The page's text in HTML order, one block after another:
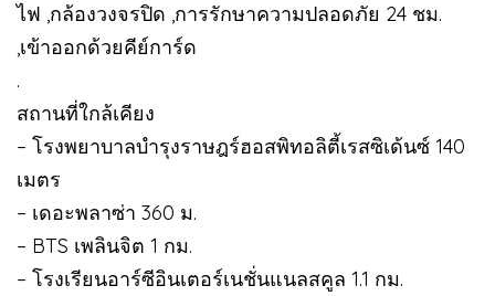
ไฟ ,กล้องวงจรปิด ,การรักษาความปลอดภัย 24 ชม.
,เข้าออกด้วยคีย์การ์ด
.
สถานที่ใกล้เคียง
– โรงพยาบาลบำรุงราษฎร์ฮอสพิทอลิตี้เรสซิเด้นซ์ 140
เมตร
– เดอะพลาซ่า 360 ม.
– BTS เพลินจิต 1 กม.
– โรงเรียนอาร์ซีอินเตอร์เนชั่นแนลสคูล 1.1 กม.